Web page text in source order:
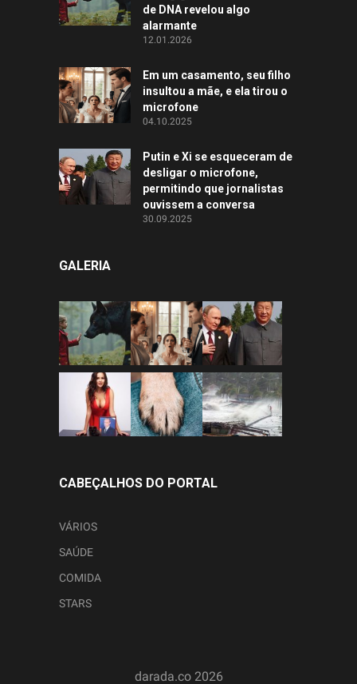
de DNA revelou algo
alarmante
12.01.2026
Em um casamento, seu filho
insultou a mãe, e ela tirou o
microfone
04.10.2025
Putin e Xi se esqueceram de
desligar o microfone,
permitindo que jornalistas
ouvissem a conversa
30.09.2025
GALERIA
CABEÇALHOS DO PORTAL
VÁRIOS
SAÚDE
COMIDA
STARS
darada.co 2026